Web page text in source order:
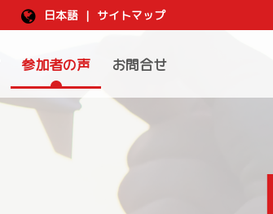
日本語 | サイトマップ
参加者の声 お問合せ